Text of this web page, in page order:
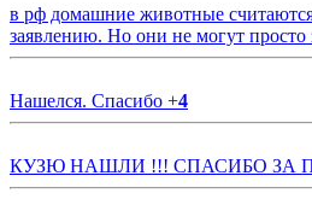
в рф домашние животные
заявлению. Но они не могут
Нашелся. Спасибо +4
КУЗЮ НАШЛИ !!! СПАСИБО ЗА